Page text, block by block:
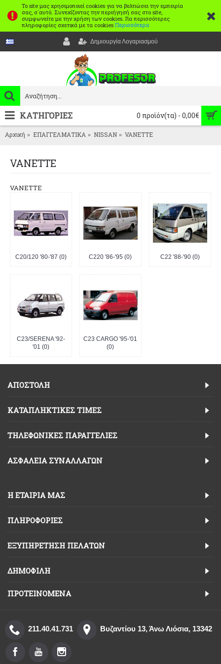
Το site μας χρησιμοποιεί cookies για να βελτιώσει την εμπειρία
σας, σ΄αυτό. Συνεχίζοντας την περιήγησή σας στο site,
συμφωνείτε με την χρήση των cookies. Για περισσότερες
πληροφορίες σχετικά με τα cookies Περισσότερα
Δημιουργία Λογαριασμού
0 προϊόν(τα) - 0,00€
ΚΑΤΗΓΟΡΙΕΣ
Αρχική ΕΠΑΓΓΕΛΜΑΤΙΚΑ NISSAN VANETTE
VANETTE
VANETTE
C20/120 '80-'87 (0) C220 '86-'95 (0) C22 '88-'90 (0)
C23/SERENA '92-
'01 (0)
C23 CARGO '95-'01
(0)
ΑΠΟΣΤΟΛΗ
ΚΑΤΑΠΛΗΚΤΙΚΈΣ ΤΙΜΈΣ
TΗΛΕΦΩΝΙΚΈΣ ΠΑΡΑΓΓΕΛΊΕΣ
ΑΣΦΆΛΕΙΑ ΣΥΝΑΛΛΑΓΏΝ
Η ΕΤΑΙΡΊΑ ΜΑΣ
ΠΛΗΡΟΦΟΡΊΕΣ
ΕΞΥΠΗΡΈΤΗΣΗ ΠΕΛΑΤΏΝ
ΔΗΜΟΦΙΛΉ
ΠΡΟΤΕΙΝΌΜΕΝΑ
211.40.41.731 Βυζαντίου 13, Άνω Λιόσια, 13342